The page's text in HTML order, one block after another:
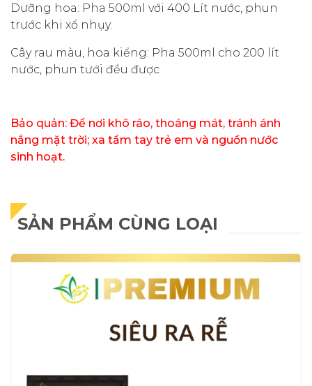
Dưỡng hoa: Pha 500ml với 400 Lít nước, phun
trước khi xổ nhụy.
Cây rau màu, hoa kiểng: Pha 500ml cho 200 lít
nước, phun tưới đều được
Bảo quản: Để nơi khô ráo, thoáng mát, tránh ánh
nắng mặt trời; xa tầm tay trẻ em và nguồn nước
sinh hoạt.
SẢN PHẨM CÙNG LOẠI